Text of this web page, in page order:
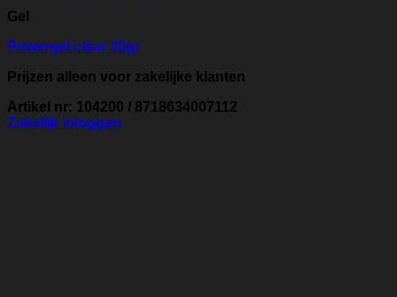
Gel
Powergel clear 30gr
Prijzen alleen voor zakelijke klanten
Artikel nr: 104200 / 8718634007112
Zakelijk inloggen